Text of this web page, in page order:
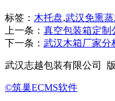
标签： 木托盘,武汉免熏
上一条： 真空包装箱定制
下一条： 武汉木箱厂家分
武汉志越包装有限公司
©筑巢ECMS软件